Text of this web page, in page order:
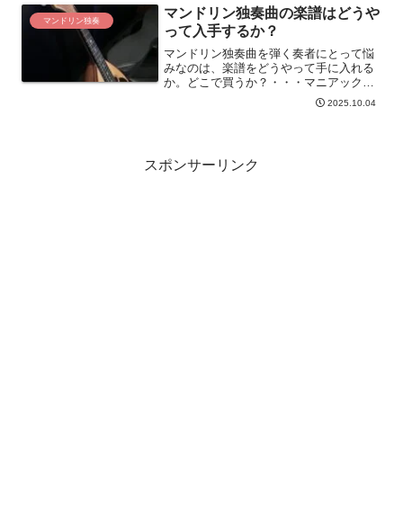
マンドリン独奏
マンドリン独奏曲の楽譜はどうや
って入手するか？
マンドリン独奏曲を弾く奏者にとって悩
みなのは、楽譜をどうやって手に入れる
か。どこで買うか？・・・マニアックな
世界のため、入手が難しいです。先生か
ら入手する。ネットで探す。楽器屋で探
2025.10.04
スポンサーリンク